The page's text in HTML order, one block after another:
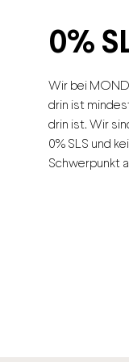
0%
Wir bei
drin ist
drin ist. Wir
0% SLS und
Schwerpunkt